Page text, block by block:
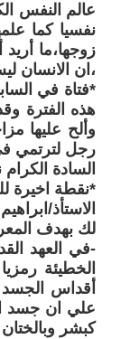
عالم النفس
نفسيا كما
زوجها،ما
،ان الانسان
*فتاة في
هذه الفترة
وألح عليها
رجل لترتمي
السادة
*نقطة اخيرة
الاستأذ/
لك بهدف
-في العهد
الخطيئة
أقداس
علي ان جسد
كبشر